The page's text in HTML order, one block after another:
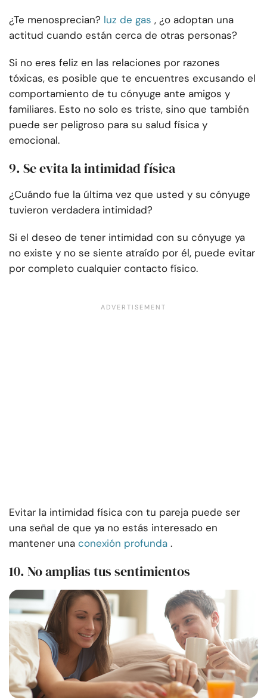
¿Te menosprecian? luz de gas , ¿o adoptan una
actitud cuando están cerca de otras personas?
Si no eres feliz en las relaciones por razones
tóxicas, es posible que te encuentres excusando el
comportamiento de tu cónyuge ante amigos y
familiares. Esto no solo es triste, sino que también
puede ser peligroso para su salud física y
emocional.
9. Se evita la intimidad física
¿Cuándo fue la última vez que usted y su cónyuge
tuvieron verdadera intimidad?
Si el deseo de tener intimidad con su cónyuge ya
no existe y no se siente atraído por él, puede evitar
por completo cualquier contacto físico.
Evitar la intimidad física con tu pareja puede ser
una señal de que ya no estás interesado en
mantener una conexión profunda .
10. No amplias tus sentimientos